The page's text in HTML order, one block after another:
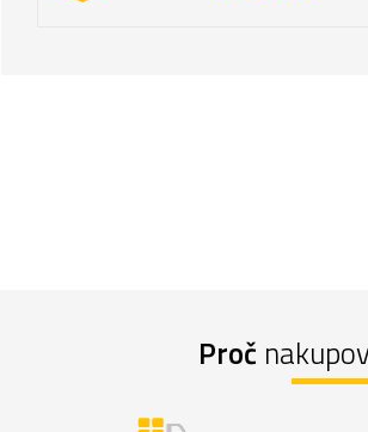
Proč